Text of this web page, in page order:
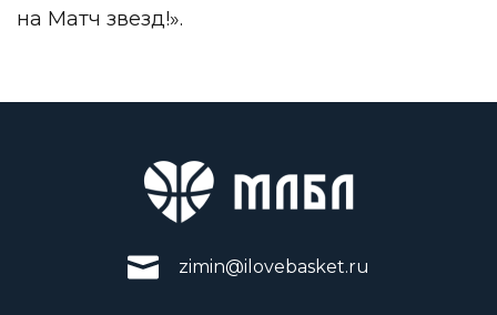
на Матч звезд!».
zimin@ilovebasket.ru